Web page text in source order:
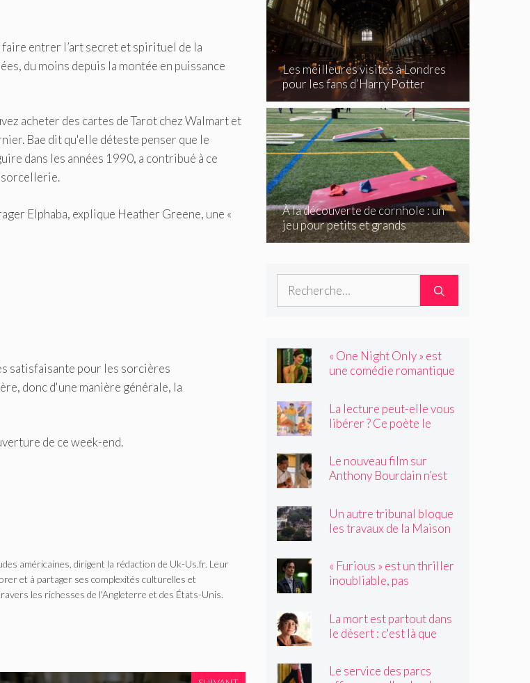
faire entrer l’art secret et spirituel de la
du moins depuis la montée en puissance
acheter des cartes de Tarot chez Walmart et
Bae dit qu'elle déteste penser que le
dans les années 1990, a contribué à ce
sorcellerie.
Elphaba, explique Heather Greene, une «
satisfaisante pour les sorcières
donc d'une manière générale, la
de ce week-end.
américaines, dirigent la rédaction de Uk-Us.fr. Leur
et à partager ses complexités culturelles et
les richesses de l'Angleterre et des États-Unis.
Les meilleures visites à Londres
pour les fans d’Harry Potter
À la découverte de cornhole : un
jeu pour petits et grands
Rechercher :
« One Night Only » est
une comédie romantique
La lecture peut-elle vous
libérer ? Ce poète le
Le nouveau film sur
Anthony Bourdain n’est
Un autre tribunal bloque
les travaux de la Maison
suprême
« Furious » est un thriller
inoubliable, pas
La mort est partout dans
le désert : c'est là que
Le service des parcs